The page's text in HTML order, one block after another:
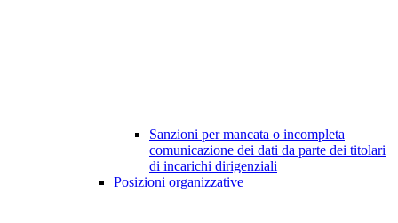
Sanzioni per mancata o incompleta
comunicazione dei dati da parte dei titolari
di incarichi dirigenziali
Posizioni organizzative